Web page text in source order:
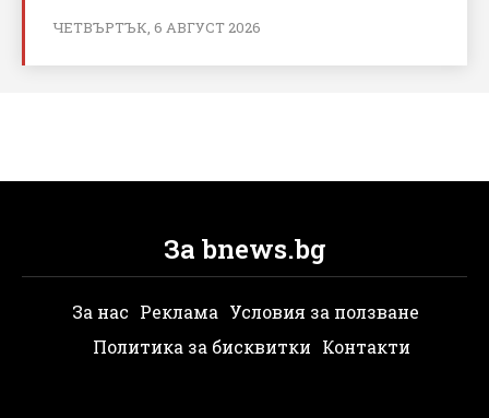
ЧЕТВЪРТЪК, 6 АВГУСТ 2026
За bnews.bg
За нас Реклама Условия за ползване
Политика за бисквитки Контакти